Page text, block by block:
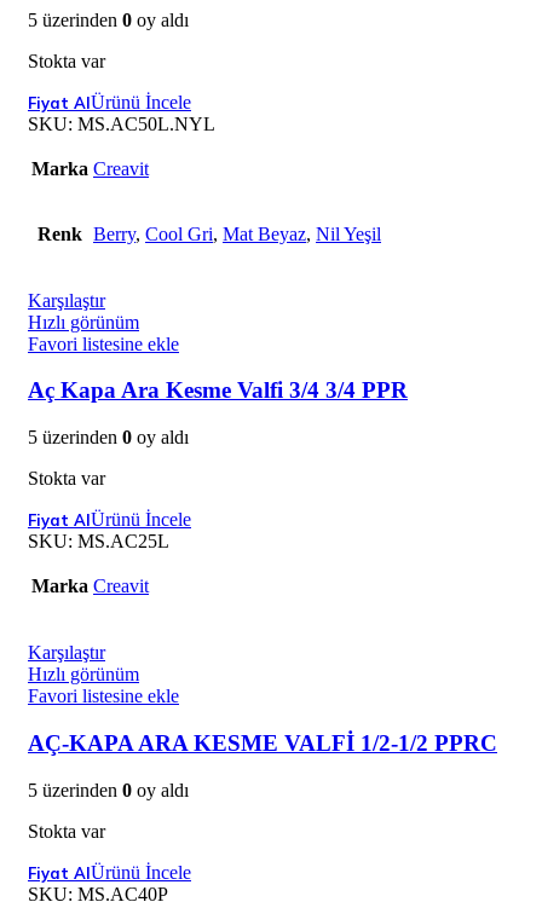
5 üzerinden 0 oy aldı
Stokta var
Ürünü İncele
SKU: MS.AC50L.NYL
Marka Creavit
Renk Berry, Cool Gri, Mat Beyaz, Nil Yeşil
Karşılaştır
Hızlı görünüm
Favori listesine ekle
Aç Kapa Ara Kesme Valfi 3/4 3/4 PPR
5 üzerinden 0 oy aldı
Stokta var
Ürünü İncele
SKU: MS.AC25L
Marka Creavit
Karşılaştır
Hızlı görünüm
Favori listesine ekle
AÇ-KAPA ARA KESME VALFİ 1/2-1/2 PPRC
5 üzerinden 0 oy aldı
Stokta var
Ürünü İncele
SKU: MS.AC40P